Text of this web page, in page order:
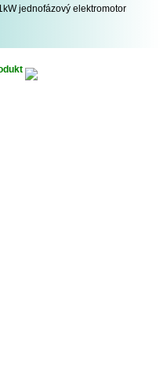
jednofázový elektromotor